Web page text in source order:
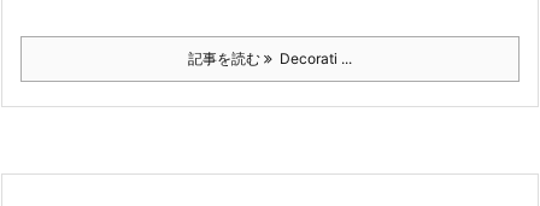
記事を読む Decorati ...